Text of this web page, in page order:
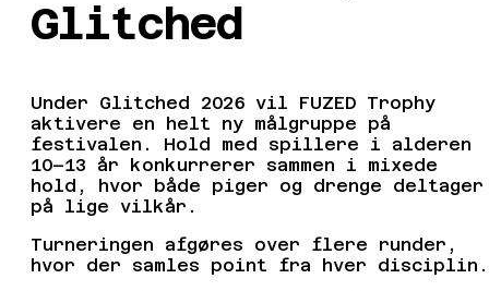
Glitched
Under Glitched 2026 vil FUZED Trophy
aktivere en helt ny målgruppe på
festivalen. Hold med spillere i alderen
10–13 år konkurrerer sammen i mixede
hold, hvor både piger og drenge deltager
på lige vilkår.
Turneringen afgøres over flere runder,
hvor der samles point fra hver